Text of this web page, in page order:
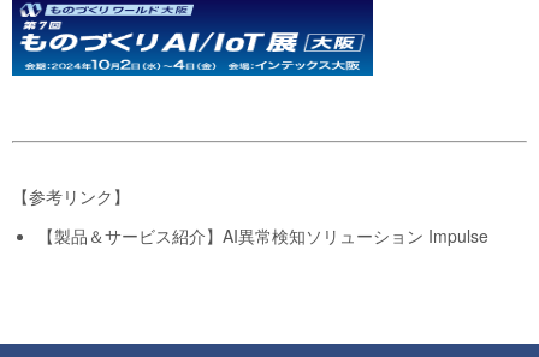
【参考リンク】
【製品＆サービス紹介】AI異常検知ソリューション Impulse